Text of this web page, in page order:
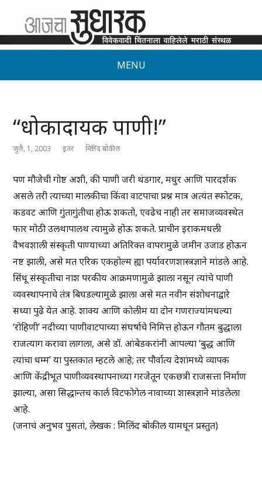
MENU
“धोकादायक पाणी!”
जुलै, 1, 2003 इतर मिलिंद बोकील
पण मौजेची गोष्ट अशी, की पाणी जरी थंडगार, मधुर आणि पारदर्शक
असले तरी त्याच्या मालकीचा किंवा वाटपाचा प्रश्न मात्र अत्यंत स्फोटक,
कडवट आणि गुंतागुंतीचा होऊ शकतो, एवढेच नाही तर समाजव्यवस्थेत
फार मोठी उलथापालथ त्यामुळे होऊ शकते. प्राचीन इराकमधली
वैभवशाली संस्कृती पाण्याच्या अतिरिक्त वापरामुळे जमीन उजाड होऊन
नष्ट झाली, असे मत एरिक एकहोल्म ह्या पर्यावरणशास्त्रज्ञाने मांडले आहे.
सिंधू संस्कृतीचा नाश परकीय आक्रमणामुळे झाला नसून त्यांचे पाणी
व्यवस्थापनाचे तंत्र बिघडल्यामुळे झाला असे मत नवीन संशोधनाद्वारे
सध्या पुढे येत आहे. शाक्य आणि कोलीम या दोन गणराज्यांमधल्या
‘रोहिणी’ नदीच्या पाणीवाटपाच्या संघर्षाचे निमित्त होऊन गौतम बुद्धाला
राजत्याग करावा लागला, असे डॉ. आंबेडकरांनी आपल्या ‘बुद्ध आणि
त्यांचा धम्म’ या पुस्तकात म्हटले आहे; तर पौर्वात्य देशांमध्ये व्यापक
आणि केंद्रीभूत पाणीव्यवस्थापनाच्या गरजेतून एकछत्री राजसत्ता निर्माण
झाल्या, असा सिद्धान्तच कार्ल विटफोगेल नावाच्या शास्त्रज्ञाने मांडलेला
आहे.
(जनाचं अनुभव पुसतां, लेखक : मिलिंद बोकील यामधून प्रस्तुत)